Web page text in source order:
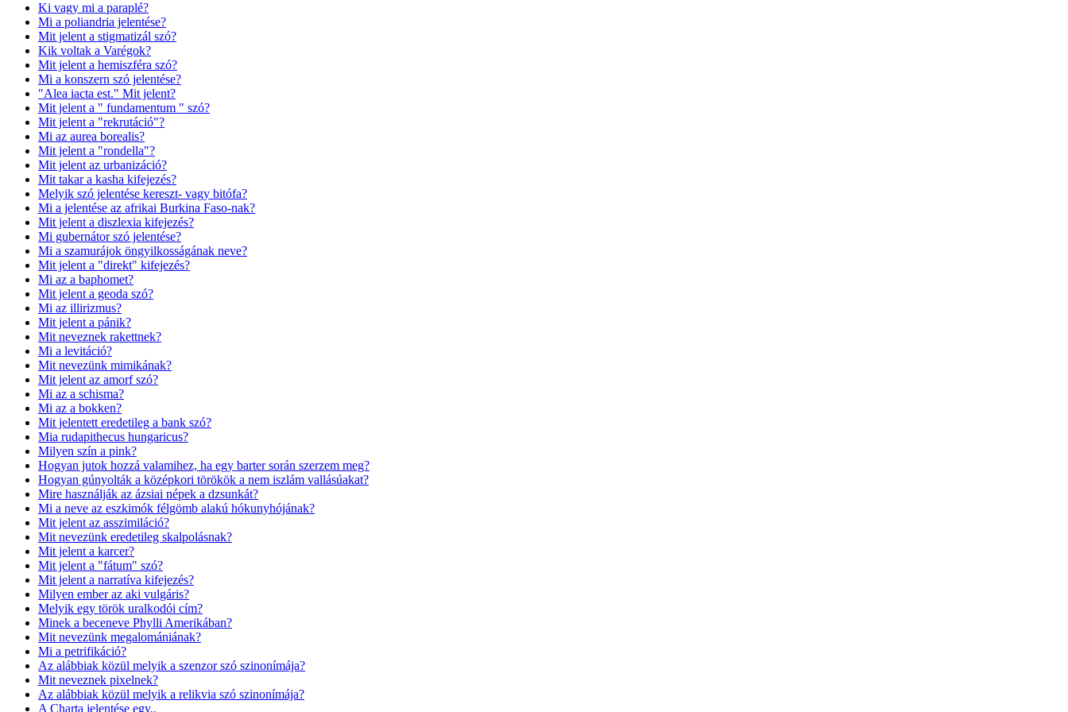
Ki vagy mi a paraplé?
Mi a poliandria jelentése?
Mit jelent a stigmatizál szó?
Kik voltak a Varégok?
Mit jelent a hemiszféra szó?
Mi a konszern szó jelentése?
"Alea iacta est." Mit jelent?
Mit jelent a " fundamentum " szó?
Mit jelent a "rekrutáció"?
Mi az aurea borealis?
Mit jelent a "rondella"?
Mit jelent az urbanizáció?
Mit takar a kasha kifejezés?
Melyik szó jelentése kereszt- vagy bitófa?
Mi a jelentése az afrikai Burkina Faso-nak?
Mit jelent a diszlexia kifejezés?
Mi gubernátor szó jelentése?
Mi a szamurájok öngyilkosságának neve?
Mit jelent a "direkt" kifejezés?
Mi az a baphomet?
Mit jelent a geoda szó?
Mi az illirizmus?
Mit jelent a pánik?
Mit neveznek rakettnek?
Mi a levitáció?
Mit nevezünk mimikának?
Mit jelent az amorf szó?
Mi az a schisma?
Mi az a bokken?
Mit jelentett eredetileg a bank szó?
Mia rudapithecus hungaricus?
Milyen szín a pink?
Hogyan jutok hozzá valamihez, ha egy barter során szerzem meg?
Hogyan gúnyolták a középkori törökök a nem iszlám vallásúakat?
Mire használják az ázsiai népek a dzsunkát?
Mi a neve az eszkimók félgömb alakú hókunyhójának?
Mit jelent az asszimiláció?
Mit nevezünk eredetileg skalpolásnak?
Mit jelent a karcer?
Mit jelent a "fátum" szó?
Mit jelent a narratíva kifejezés?
Milyen ember az aki vulgáris?
Melyik egy török uralkodói cím?
Minek a beceneve Phylli Amerikában?
Mit nevezünk megalomániának?
Mi a petrifikáció?
Az alábbiak közül melyik a szenzor szó szinonímája?
Mit neveznek pixelnek?
Az alábbiak közül melyik a relikvia szó szinonímája?
A Charta jelentése egy..